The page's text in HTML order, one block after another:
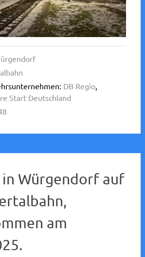
DB Regio,
Start Deutschland
in Würgendorf auf
am